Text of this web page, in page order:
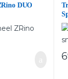
DUO